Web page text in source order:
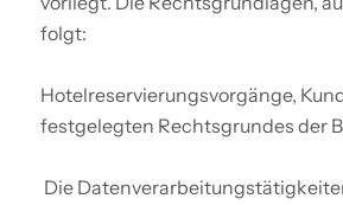
folgt:
Hotelreservierungsvorgänge,
festgelegten Rechtsgrundes der